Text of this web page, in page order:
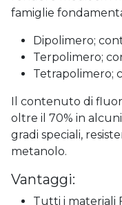
famiglie
Dipolimero;
Terpolimero;
Tetrapolimero;
Il contenuto di
oltre il 70% in
gradi speciali,
metanolo.
Vantaggi:
Tutti i materiali